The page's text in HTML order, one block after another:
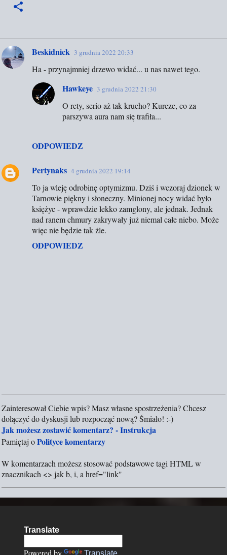
K
z
Beskidnick 3 grudnia 2022 20:33
Ha - przynajmniej drzewo widać... u nas nawet tego.
ODPOWIEDZ
Hawkeye 3 grudnia 2022 21:30
O rety, serio aż tak krucho? Kurcze, co za
parszywa aura nam się trafiła...
Pertynaks 4 grudnia 2022 19:14
To ja wleję odrobinę optymizmu. Dziś i wczoraj dzionek w
Tarnowie piękny i słoneczny. Minionej nocy widać było
księżyc - wprawdzie lekko zamglony, ale jednak. Jednak
nad ranem chmury zakrywały już niemal całe niebo. Może
więc nie będzie tak źle.
ODPOWIEDZ
P
r
z
e
ś
Zainteresował Ciebie wpis? Masz własne spostrzeżenia? Chcesz
dołączyć do dyskusji lub rozpocząć nową? Śmiało! :-)
Jak możesz zostawić komentarz? - Instrukcja
Pamiętaj oPolityce komentarzy
W komentarzach możesz stosować podstawowe tagi HTML w
znacznikach <> jak b, i, a href="link"
Translate